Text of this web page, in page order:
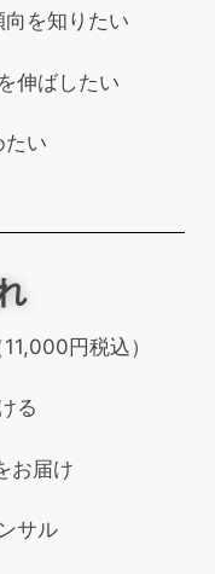
向を知りたい
伸ばしたい
たい
円税込）
る
お届け
サル